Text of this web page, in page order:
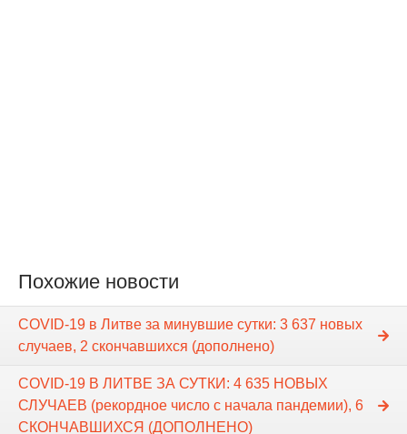
Похожие новости
COVID-19 в Литве за минувшие сутки: 3 637 новых
случаев, 2 скончавшихся (дополнено)
COVID-19 В ЛИТВЕ ЗА СУТКИ: 4 635 НОВЫХ
СЛУЧАЕВ (рекордное число с начала пандемии), 6
СКОНЧАВШИХСЯ (ДОПОЛНЕНО)